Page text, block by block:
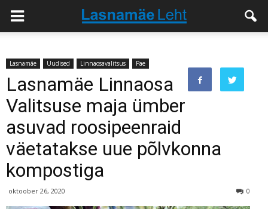
Lasnamäe Uudised Linnaosavalitsus Pae
Lasnamäe Linnaosa
Valitsuse maja ümber
asuvad roosipeenraid
väetatakse uue põlvkonna
kompostiga
oktoober 26, 2020 0